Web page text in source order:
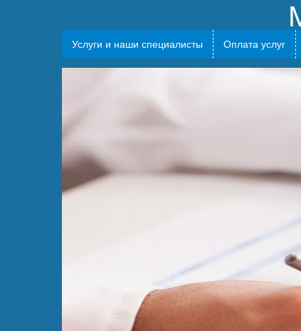
Услуги и наши специалисты Оплата услуг